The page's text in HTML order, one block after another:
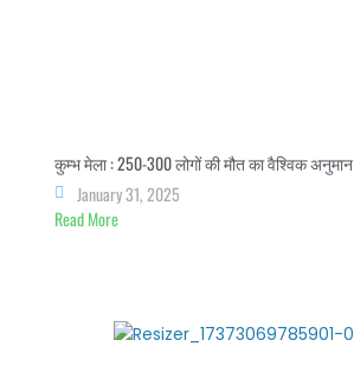
कुम्भ मेला : 250-300 लोगों की मौत का वैश्विक अनुमान
January 31, 2025
Read More